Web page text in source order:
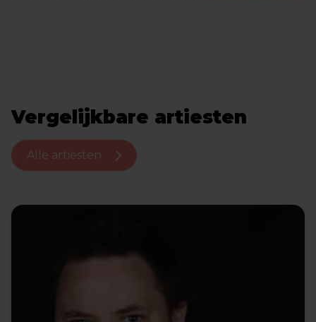
Vergelijkbare artiesten
Alle artiesten